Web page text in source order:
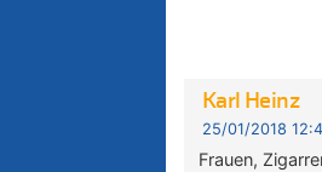
Karl Heinz
25/01/2018
Frauen,